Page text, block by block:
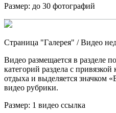
Размер: до 30 фотографий
Страница "Галерея" / Видео
Видео размещается в разделе
категорий раздела с
отдыха и выделяется значком
видео рубрики.
Размер: 1 видео ссылка